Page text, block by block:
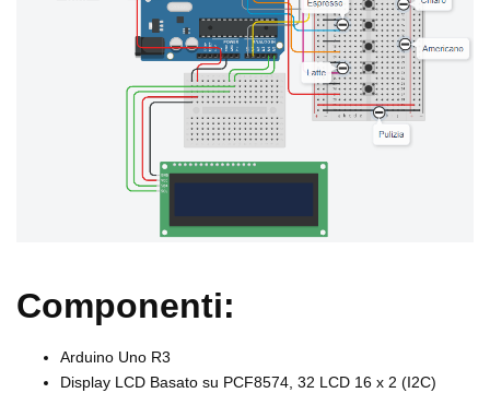
Componenti:
Arduino Uno R3
Display LCD Basato su PCF8574, 32 LCD 16 x 2 (I2C)